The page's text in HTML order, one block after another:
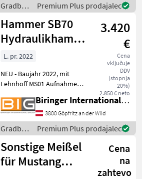
Gradbeni
stroji /
Hammer
Premium Plus prodajalec
Hammer SB70
Hydraulikhammer
mit Lehnhoff
MS01 Au
3.420
€
Cena
vključuje
DDV
(stopnja
20%)
2.850 € neto
L. pr. 2022
NEU - Baujahr 2022, mit
Lehnhoff MS01 Aufnahme,
Aufnahme verfügbar, inkl. 1
Meißel, 70 kg Eigengewicht,
passend zu 0, 5 - 2, 5 t
Bagger. Die SB Ser
Biringer International GmbH
3800 Göpfritz an der Wild
Gradbeni
stroji /
Hammer
Premium Plus prodajalec
Sonstige Meißel
für Mustang
Cena
na
zahtevo